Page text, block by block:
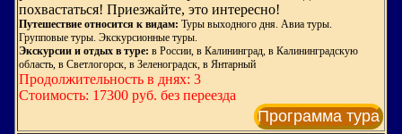
похвастаться! Приезжайте, это интересно!
Путешествие относится к видам: Туры выходного дня. Авиа туры.
Групповые туры. Экскурсионные туры.
Экскурсии и отдых в туре: в России, в Калининград, в Калининградскую
область, в Светлогорск, в Зеленоградск, в Янтарный
Продолжительность в днях: 3
Стоимость: 17300 руб. без переезда
Программа тура